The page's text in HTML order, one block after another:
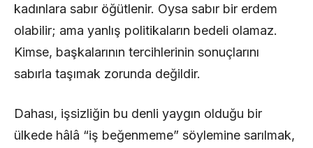
kadınlara sabır öğütlenir. Oysa sabır bir erdem
olabilir; ama yanlış politikaların bedeli olamaz.
Kimse, başkalarının tercihlerinin sonuçlarını
sabırla taşımak zorunda değildir.
Dahası, işsizliğin bu denli yaygın olduğu bir
ülkede hâlâ “iş beğenmeme” söylemine sarılmak,